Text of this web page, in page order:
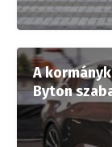
A
Byton